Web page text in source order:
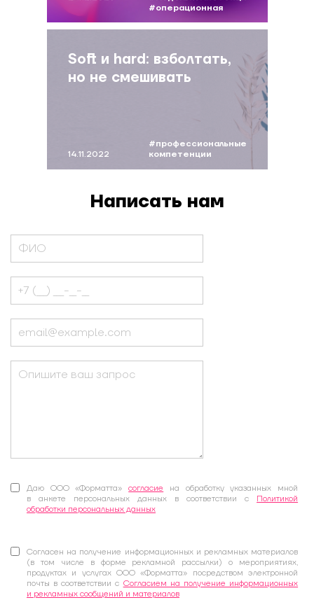
#операционная
Soft и hard: взболтать,
но не смешивать
14.11.2022
#профессиональные
компетенции
Написать нам
Даю ООО «Форматта»согласие на обработку указанных мной
в анкете персональных данных в соответствии с Политикой
обработки персональных данных
Согласен на получение информационных и рекламных материалов
(в том числе в форме рекламной рассылки) о мероприятиях,
продуктах и услугах ООО «Форматта» посредством электронной
почты в соответствии с Согласием на получение информационных
и рекламных сообщений и материалов